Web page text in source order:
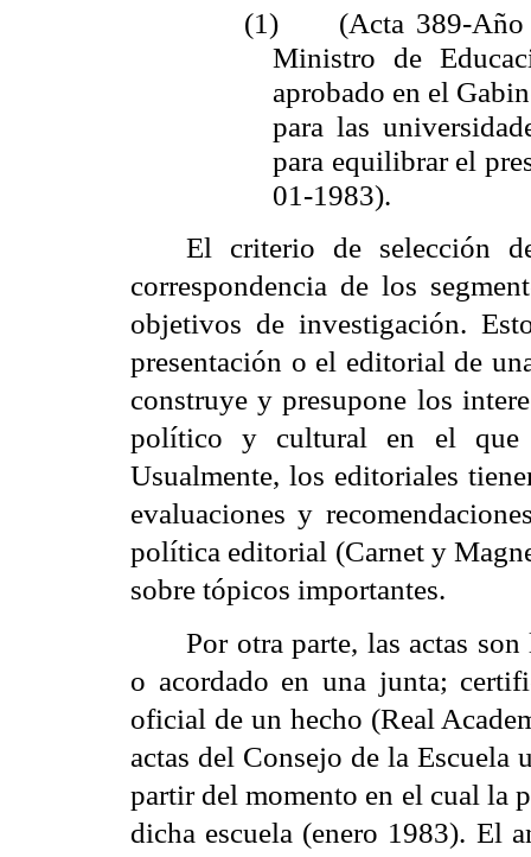
(1)
(Acta 389-
Ministro de
aprobado en el
para las
para equilibrar el
01-1983).
El criterio de selección
correspondencia de los
objetivos de investigación.
presentación o el editorial de
construye y presupone los
político y cultural en el que
Usualmente, los editoriales
evaluaciones y
política editorial (Carnet y
sobre tópicos importantes.
Por otra parte, las actas
o acordado en una junta;
oficial de un hecho (Real
actas del Consejo de la
partir del momento en el cual la
dicha escuela (enero 1983). El